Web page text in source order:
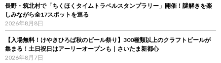
長野・筑北村で「ちくほくタイムトラベルスタンプラリー」開催！謎解きを楽
しみながら全17スポットを巡る
2026年8月8日
【入場無料！けやきひろば秋のビール祭り】300種類以上のクラフトビールが
集まる！土日祝日はアーリーオープンも｜さいたま新都心
2026年8月7日